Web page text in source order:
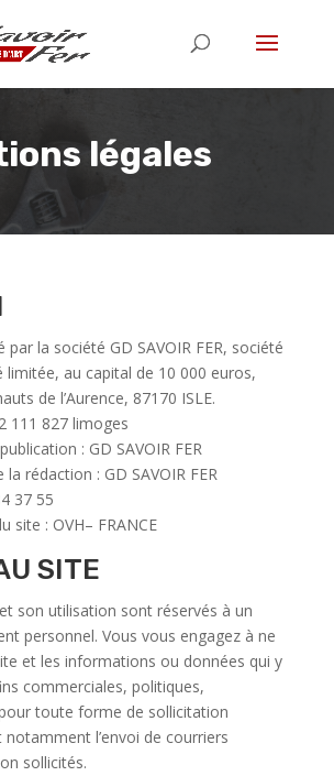
légales
par la société GD SAVOIR FER, société
limitée, au capital de 10 000 euros,
de l’Aurence, 87170 ISLE.
111 827 limoges
: GD SAVOIR FER
la rédaction : GD SAVOIR FER
37 55
site : OVH– FRANCE
SITE
son utilisation sont réservés à un
personnel. Vous vous engagez à ne
et les informations ou données qui y
commerciales, politiques,
toute forme de sollicitation
l’envoi de courriers
sollicités.